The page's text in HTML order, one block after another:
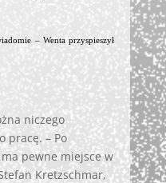
– Wenta przyspieszył
niczego
pracę. – Po
pewne miejsce w
Kretzschmar,